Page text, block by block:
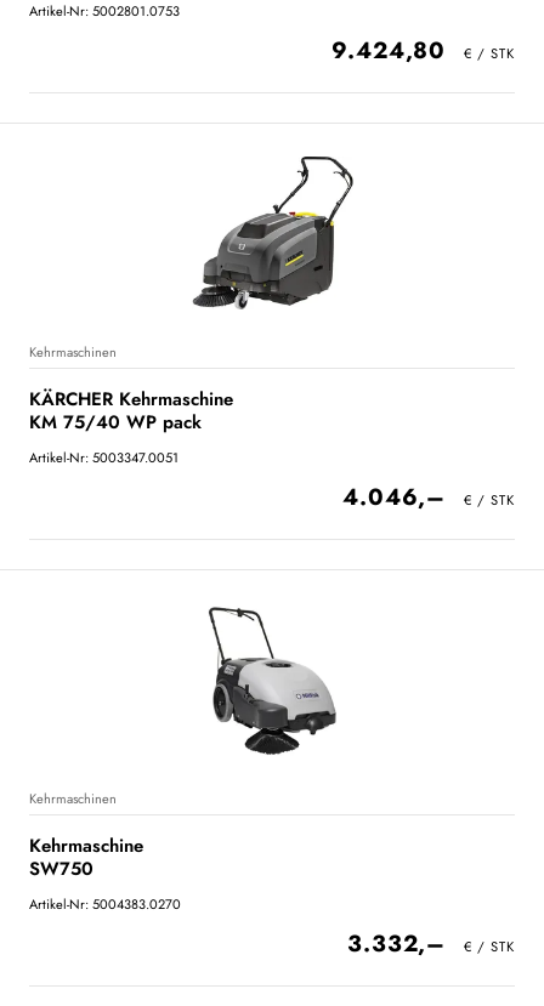
Artikel-Nr: 5002801.0753
9.424,80
Kehrmaschinen
KÄRCHER Kehrmaschine
KM 75/40 WP pack
Artikel-Nr: 5003347.0051
4.046,–
Kehrmaschinen
Kehrmaschine
SW750
Artikel-Nr: 5004383.0270
3.332,–